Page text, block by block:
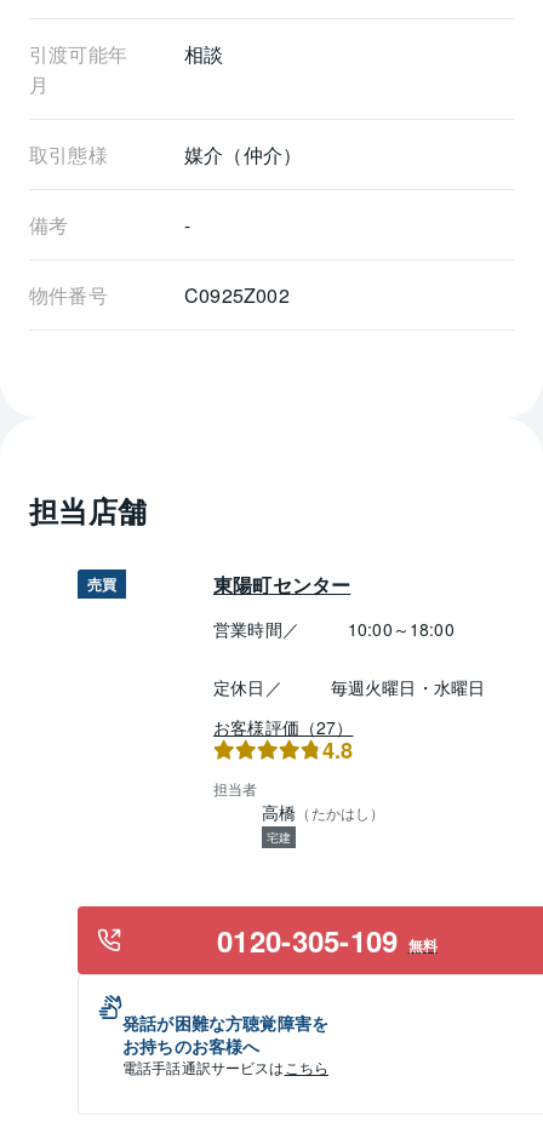
引渡可能年
月
相談
取引態様 媒介（仲介）
備考 -
物件番号 C0925Z002
担当店舗
売買 東陽町センター
営業時間／ 10:00～18:00
定休日／
毎週火曜日・水曜日
お客様評価（27）
4.8
担当者
高橋 （ たかはし ）
宅建
0120-305-109 無料
発話が困難な方聴覚障害を
お持ちのお客様へ
電話手話通訳サービスは こちら